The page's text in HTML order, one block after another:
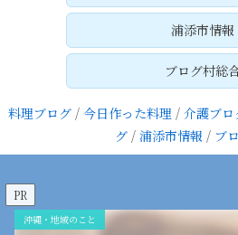
浦添市情報
ブログ村総
料理ブログ / 今日作った料理 / 介護ブロ
グ / 浦添市情報 / ブ
PR
沖縄・地域のこと